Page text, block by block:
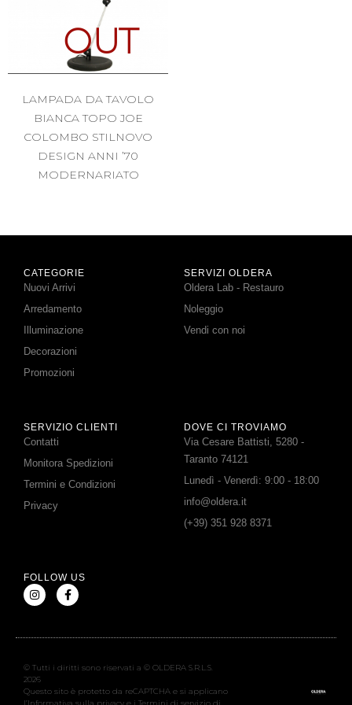
OUT
LAMPADA DA TAVOLO
BIANCA TOPO JOE
COLOMBO STILNOVO
DESIGN ANNI ’70
MODERNARIATO
CATEGORIE
Nuovi Arrivi
Arredamento
Illuminazione
Decorazioni
Promozioni
SERVIZI OLDERA
Oldera Lab - Restauro
Noleggio
Vendi con noi
SERVIZIO CLIENTI
Contatti
Monitora Spedizioni
Termini e Condizioni
Privacy
DOVE CI TROVIAMO
Via Cesare Battisti, 5280 -
Taranto 74121
Lunedì - Venerdì: 9:00 - 18:00
info@oldera.it
(+39) 351 928 8371
FOLLOW US
© Tutti i diritti sono riservati a © OLDERA S.R.L.S.
2026
Questo sito è protetto da reCAPTCHA e si applicano